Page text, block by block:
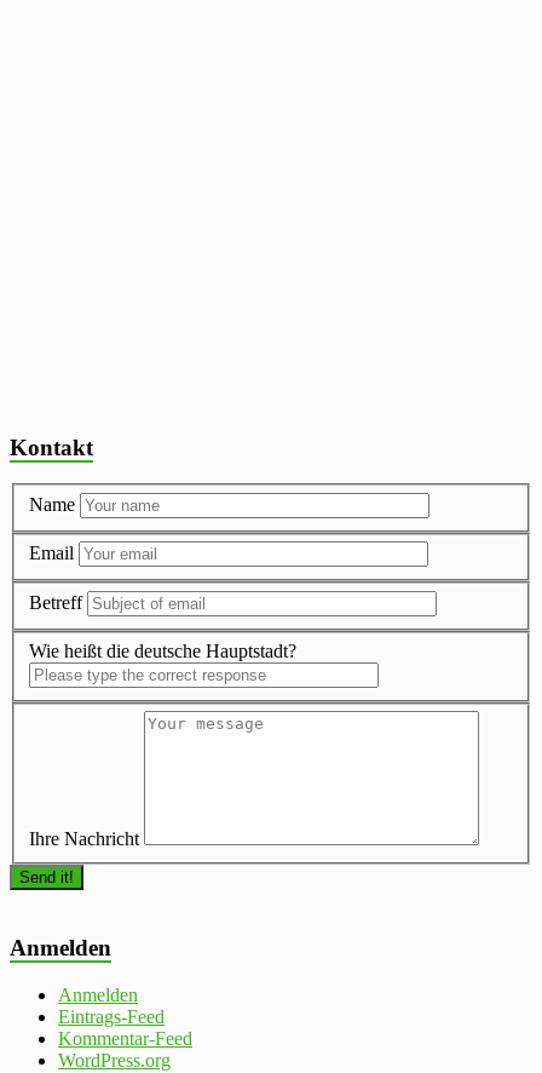
Kontakt
Name
Email
Betreff
Wie heißt die deutsche Hauptstadt?
Ihre Nachricht
Anmelden
Anmelden
Eintrags-Feed
Kommentar-Feed
WordPress.org